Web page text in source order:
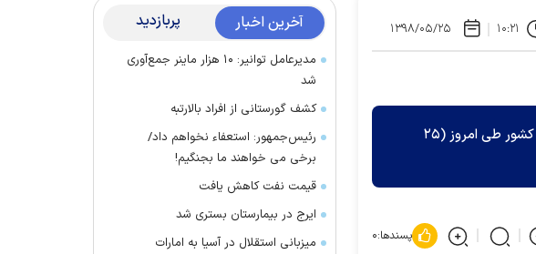
۱۰:۲۱ ۱۳۹۸/۰۵/۲۵
دیرکل پیش‌بینی و هشدار سریع سازمان هواشناسی از بارش پراکنده باران و وزش باد شدید در ۱۴ استان کشور طی امروز (۲۵
پسندها:۰
آخرین اخبار پربازدید
مدیرعامل توانیر: ۱۰ هزار ماینر جمع‌آوری
شد
کشف گورستانی از افراد بالارتبه
رئیس‌جمهور: استعفاء نخواهم داد/
برخی می خواهند ما بجنگیم!
قیمت نفت کاهش یافت
ایرج در بیمارستان بستری شد
میزبانی استقلال در آسیا به امارات